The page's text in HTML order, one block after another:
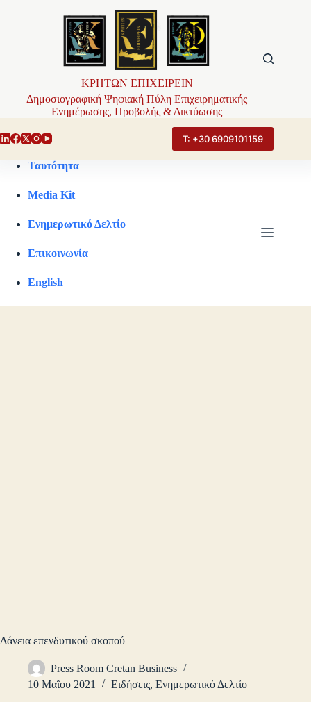
ΚΡΗΤΩΝ ΕΠΙΧΕΙΡΕΙΝ
Δημοσιογραφική Ψηφιακή Πύλη Επιχειρηματικής
Ενημέρωσης, Προβολής & Δικτύωσης
Τ: +30 6909101159
Ταυτότητα
Media Kit
Ενημερωτικό Δελτίο
Επικοινωνία
English
Δάνεια επενδυτικού σκοπού
Press Room Cretan Business
10 Μαΐου 2021
Ειδήσεις, Ενημερωτικό Δελτίο